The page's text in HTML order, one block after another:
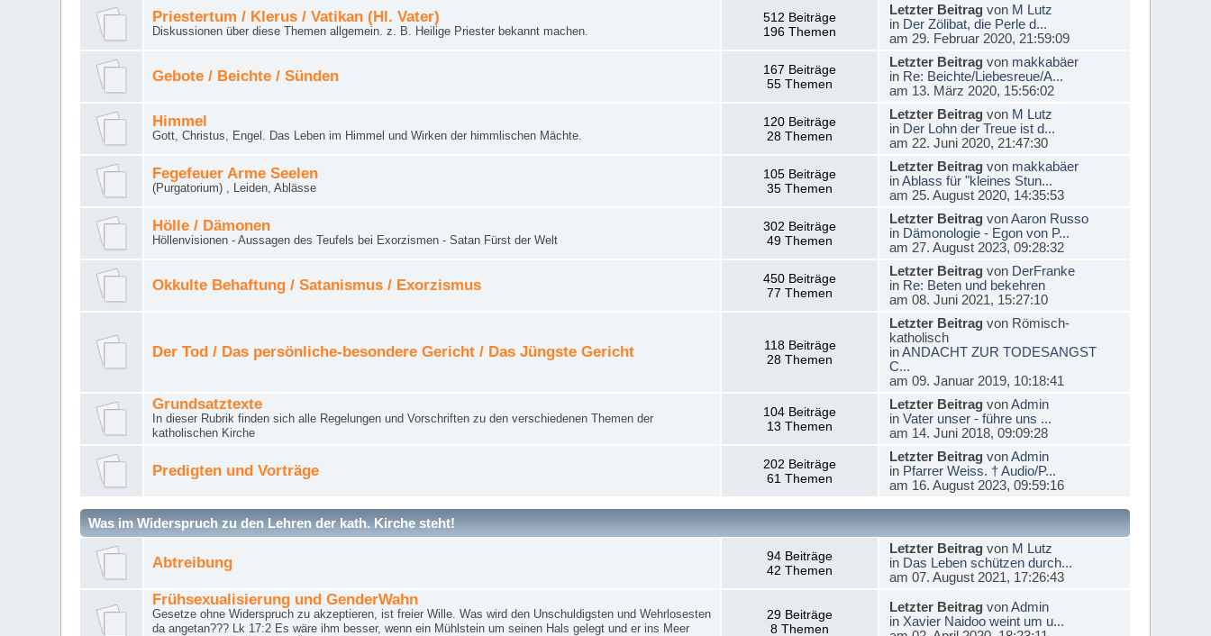
Priestertum / Klerus / Vatikan (Hl. Vater)
Diskussionen über diese Themen allgemein. z. B. Heilige Priester bekannt machen.
512 Beiträge
196 Themen
Letzter Beitragvon M Lutz
in Der Zölibat, die Perle d...
am 29. Februar 2020, 21:59:09
Gebote / Beichte / Sünden
167 Beiträge
55 Themen
Letzter Beitragvon makkabäer
in Re: Beichte/Liebesreue/A...
am 13. März 2020, 15:56:02
Himmel
Gott, Christus, Engel. Das Leben im Himmel und Wirken der himmlischen Mächte.
120 Beiträge
28 Themen
Letzter Beitragvon M Lutz
in Der Lohn der Treue ist d...
am 22. Juni 2020, 21:47:30
Fegefeuer Arme Seelen
(Purgatorium) , Leiden, Ablässe
105 Beiträge
35 Themen
Letzter Beitragvon makkabäer
inAblass für "kleines Stun...
am 25. August 2020, 14:35:53
Hölle / Dämonen
Höllenvisionen - Aussagen des Teufels bei Exorzismen - Satan Fürst der Welt
302 Beiträge
49 Themen
Letzter BeitragvonAaron Russo
in Dämonologie - Egon von P...
am 27. August 2023, 09:28:32
Okkulte Behaftung / Satanismus / Exorzismus
450 Beiträge
77 Themen
Letzter Beitragvon DerFranke
in Re: Beten und bekehren
am 08. Juni 2021, 15:27:10
Der Tod / Das persönliche-besondere Gericht / Das Jüngste Gericht
118 Beiträge
28 Themen
Letzter Beitragvon Römisch-
katholisch
inANDACHT ZUR TODESANGST
C...
am 09. Januar 2019, 10:18:41
Grundsatztexte
In dieser Rubrik finden sich alle Regelungen und Vorschriften zu den verschiedenen Themen der
katholischen Kirche
104 Beiträge
13 Themen
Letzter BeitragvonAdmin
in Vater unser - führe uns ...
am 14. Juni 2018, 09:09:28
Predigten und Vorträge
202 Beiträge
61 Themen
Letzter BeitragvonAdmin
in Pfarrer Weiss. † Audio/P...
am 16. August 2023, 09:59:16
Was im Widerspruch zu den Lehren der kath. Kirche steht!
Abtreibung
94 Beiträge
42 Themen
Letzter Beitragvon M Lutz
in Das Leben schützen durch...
am 07. August 2021, 17:26:43
Frühsexualisierung und GenderWahn
Gesetze ohne Widerspruch zu akzeptieren, ist freier Wille. Was wird den Unschuldigsten und Wehrlosesten
da angetan??? Lk 17:2 Es wäre ihm besser, wenn ein Mühlstein um seinen Hals gelegt und er ins Meer
29 Beiträge
8 Themen
Letzter BeitragvonAdmin
in Xavier Naidoo weint um u...